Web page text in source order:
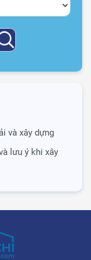
và xây dựng
lưu ý khi xây